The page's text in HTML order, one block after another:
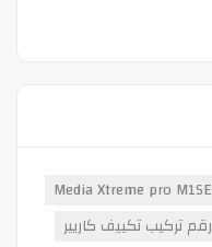
رقم تركيب تكييف كاريير